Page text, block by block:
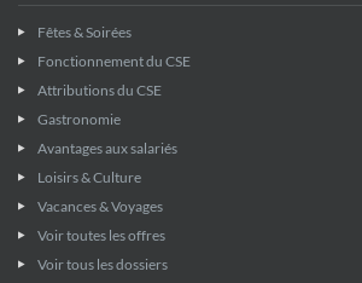
Fêtes & Soirées
Fonctionnement du CSE
Attributions du CSE
Gastronomie
Avantages aux salariés
Loisirs & Culture
Vacances & Voyages
Voir toutes les offres
Voir tous les dossiers